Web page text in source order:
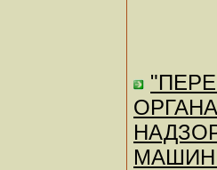
МАШИН